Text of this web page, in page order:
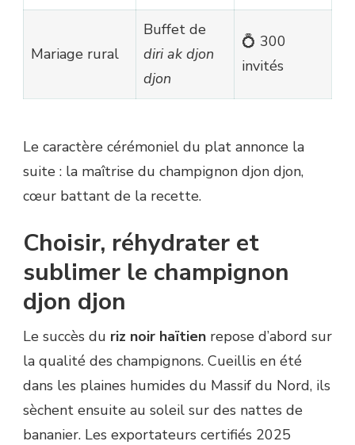
Mariage rural
Buffet de
diri ak djon
djon
💍 300
invités
Le caractère cérémoniel du plat annonce la
suite : la maîtrise du champignon djon djon,
cœur battant de la recette.
Choisir, réhydrater et
sublimer le champignon
djon djon
Le succès du riz noir haïtien repose d’abord sur
la qualité des champignons. Cueillis en été
dans les plaines humides du Massif du Nord, ils
sèchent ensuite au soleil sur des nattes de
bananier. Les exportateurs certifiés 2025